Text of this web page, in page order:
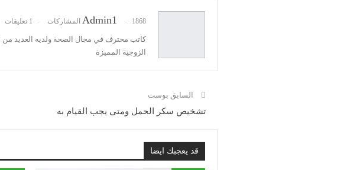
Admin1 1868 المشاركات 1 تعليقات
كاتب محترف في مجال الصحة ولديه العديد
الزوجية المميزة
السابق بوست
تشخيص سكر الحمل ومتى يجب القيام به
قد يعجبك ايضا